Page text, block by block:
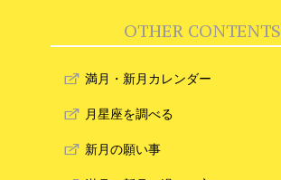
OTHER CONTENTS
満月・新月カレンダー
月星座を調べる
新月の願い事